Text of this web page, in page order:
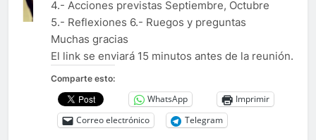
4.- Acciones previstas Septiembre, Octubre
5.- Reflexiones 6.- Ruegos y preguntas
Muchas gracias
El link se enviará 15 minutos antes de la reunión.
Comparte esto:
WhatsApp
Imprimir
Correo electrónico
Telegram